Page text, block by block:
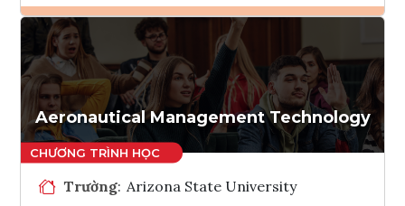
Ghi danh
Tham vấn Interlink
Aeronautical Management Technology
Trường: Arizona State University